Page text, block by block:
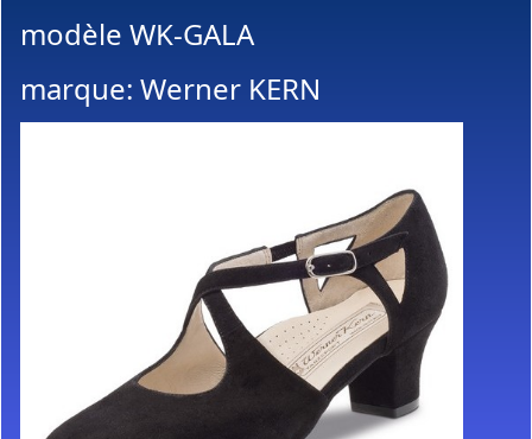
modèle WK-GALA
marque: Werner KERN